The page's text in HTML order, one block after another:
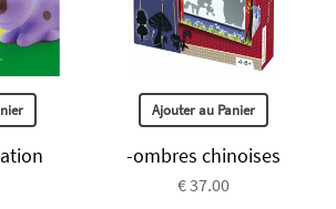
Ajouter au Panier
-ombres chinoises
€ 37.00